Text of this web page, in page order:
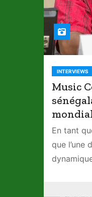
INTERVIEWS
Music
En tant
que l’une